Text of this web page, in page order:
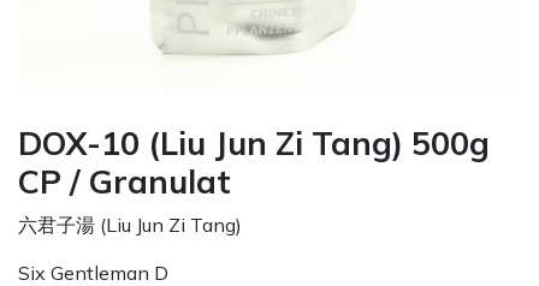
DOX-10 (Liu Jun Zi Tang) 500g
CP / Granulat
六君子湯 (Liu Jun Zi Tang)
Six Gentleman D